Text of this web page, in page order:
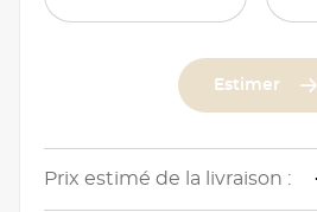
Estimer
Prix estimé de la livraison :